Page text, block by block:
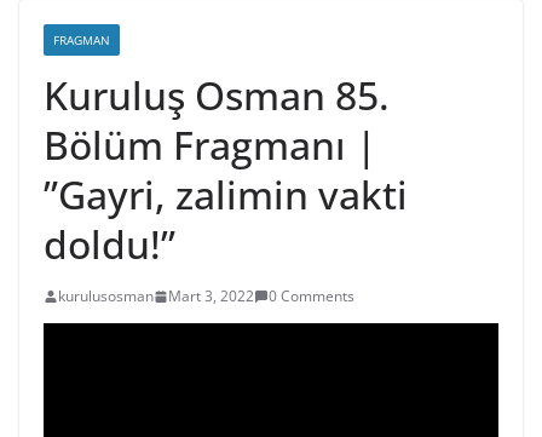
FRAGMAN
Kuruluş Osman 85.
Bölüm Fragmanı |
”Gayri, zalimin vakti
doldu!”
kurulusosman Mart 3, 2022 0 Comments